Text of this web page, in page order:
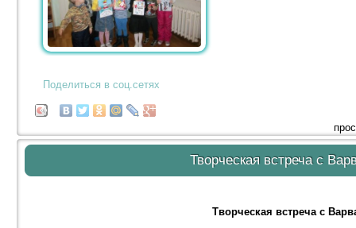
Поделиться в соц.сетях
Творческая встреча с
Творческая встреча с